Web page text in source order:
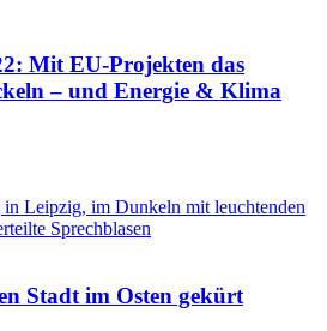
Mit EU-Projekten das
– und Energie & Klima
Stadt im Osten gekürt